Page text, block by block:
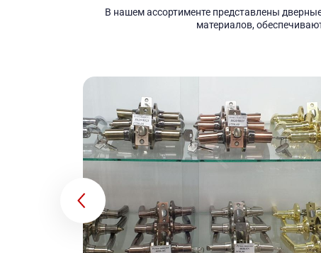
В нашем ассортименте представлены
материалов,